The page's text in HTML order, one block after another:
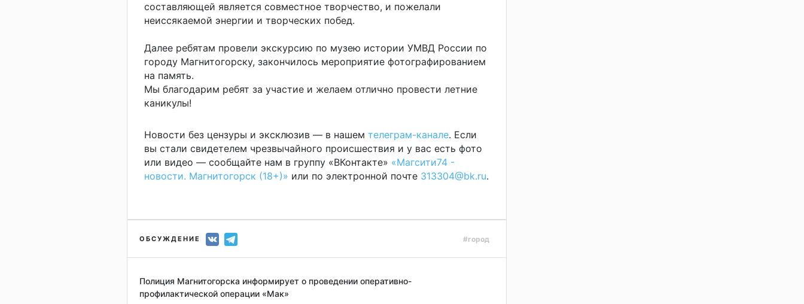
составляющей является совместное творчество, и пожелали
неиссякаемой энергии и творческих побед.
Далее ребятам провели экскурсию по музею истории УМВД России по
городу Магнитогорску, закончилось мероприятие фотографированием
на память.
Мы благодарим ребят за участие и желаем отлично провести летние
каникулы!
Новости без цензуры и эксклюзив — в нашем телеграм-канале. Если
вы стали свидетелем чрезвычайного происшествия и у вас есть фото
или видео — сообщайте нам в группу «ВКонтакте» «Магсити74 -
новости. Магнитогорск (18+)» или по электронной почте 313304@bk.ru.
ОБСУЖДЕНИЕ #город
Полиция Магнитогорска информирует о проведении оперативно-
профилактической операции «Мак»